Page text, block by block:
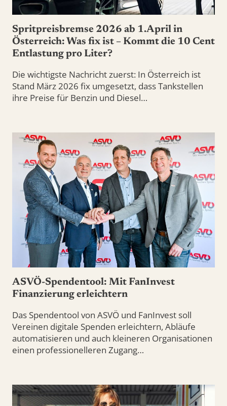
Spritpreisbremse 2026 ab 1.April in
Österreich: Was fix ist – Kommt die 10 Cent
Entlastung pro Liter?
Die wichtigste Nachricht zuerst: In Österreich ist
Stand März 2026 fix umgesetzt, dass Tankstellen
ihre Preise für Benzin und Diesel…
ASVÖ-Spendentool: Mit FanInvest
Finanzierung erleichtern
Das Spendentool von ASVÖ und FanInvest soll
Vereinen digitale Spenden erleichtern, Abläufe
automatisieren und auch kleineren Organisationen
einen professionelleren Zugang…